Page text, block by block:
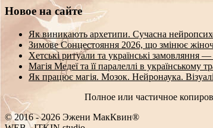
Новое на сайте
Як виникають архетипи. Сучасна
Зимове Сонцестояння 2026, що змінює
Хетські ритуали та українські замовляння
Магія Медеї та її паралеллі в українському
Як працює магія. Мозок. Нейронаука.
Полное или частичное
© 2016 - 2026 Эжени МакКвин®